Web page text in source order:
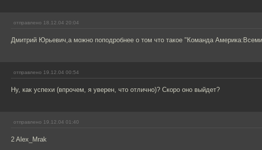
отправлено 18.12.04 20:04
Дмитрий Юрьевич,а можно поподробнее о том что такое "Команда
отправлено 19.12.04 00:54
Ну, как успехи (впрочем, я уверен, что отлично)? Скоро оно выйдет?
отправлено 19.12.04 01:40
2 Alex_Mrak